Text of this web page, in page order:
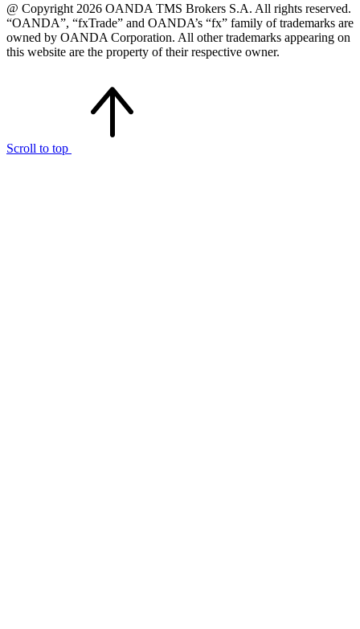
@ Copyright 2026 OANDA TMS Brokers S.A. All rights reserved.
“OANDA”, “fxTrade” and OANDA’s “fx” family of trademarks are
owned by OANDA Corporation. All other trademarks appearing on
this website are the property of their respective owner.
Scroll to top